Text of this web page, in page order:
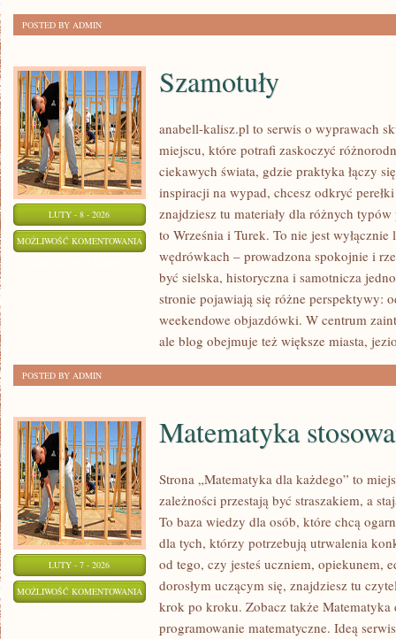
POSTED BY ADMIN
LUTY - 8 - 2026
MOŻLIWOŚĆ KOMENTOWANIA SZAMOTUŁY
Szamotuły
anabell-kalisz.pl to serwis o wyprawach
miejscu, które potrafi zaskoczyć
ciekawych świata, gdzie praktyka łączy
inspiracji na wypad, chcesz odkryć
znajdziesz tu materiały dla różnych
to Września i Turek. To nie jest
wędrówkach – prowadzona spokojnie i
być sielska, historyczna i samotnicza
stronie pojawiają się różne perspektywy:
weekendowe objazdówki. W centrum
ale blog obejmuje też większe miasta,
POSTED BY ADMIN
LUTY - 7 - 2026
MOŻLIWOŚĆ KOMENTOWANIA MATEMATYKA
STOSOWANA
Matematyka
Strona „Matematyka dla każdego” to
zależności przestają być straszakiem, a
To baza wiedzy dla osób, które chcą
dla tych, którzy potrzebują utrwalenia
od tego, czy jesteś uczniem, opiekunem,
dorosłym uczącym się, znajdziesz tu
krok po kroku. Zobacz także
programowanie matematyczne. Ideą